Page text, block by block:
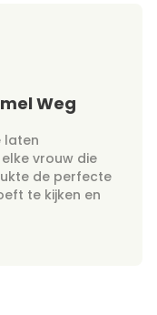
Weg
laten
vrouw die
de perfecte
te kijken en